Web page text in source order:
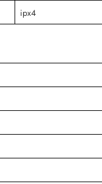
ipx4